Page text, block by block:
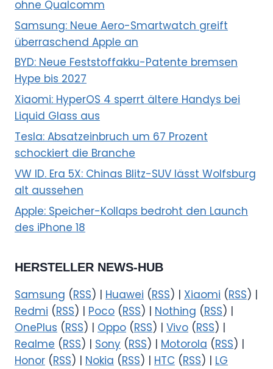
ohne Qualcomm
Samsung: Neue Aero-Smartwatch greift
überraschend Apple an
BYD: Neue Feststoffakku-Patente bremsen
Hype bis 2027
Xiaomi: HyperOS 4 sperrt ältere Handys bei
Liquid Glass aus
Tesla: Absatzeinbruch um 67 Prozent
schockiert die Branche
VW ID. Era 5X: Chinas Blitz-SUV lässt Wolfsburg
alt aussehen
Apple: Speicher-Kollaps bedroht den Launch
des iPhone 18
HERSTELLER NEWS-HUB
Samsung (RSS) | Huawei (RSS) | Xiaomi (RSS) |
Redmi (RSS) | Poco (RSS) | Nothing (RSS) |
OnePlus (RSS) | Oppo (RSS) | Vivo (RSS) |
Realme (RSS) | Sony (RSS) | Motorola (RSS) |
Honor (RSS) | Nokia (RSS) | HTC (RSS) | LG